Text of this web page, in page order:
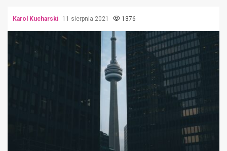
Karol Kucharski 11 sierpnia 2021 1376